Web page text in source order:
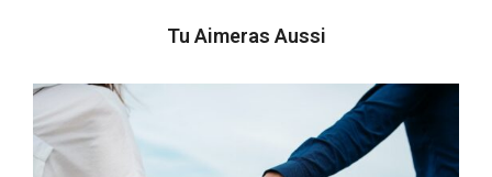
Tu Aimeras Aussi